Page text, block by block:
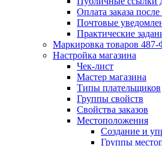
Оплата заказа
Почтовые
Практические
Маркировка товаров
Настройка магазина
Чек-лист
Мастер магазина
Типы плательщиков
Группы свойств
Свойства заказов
Местоположения
Создание и
Группы